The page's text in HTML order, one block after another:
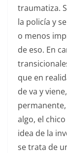
traumatiza.
la policía y
o menos
de eso. En
que en
de va y
algo, el
idea de la
se trata de